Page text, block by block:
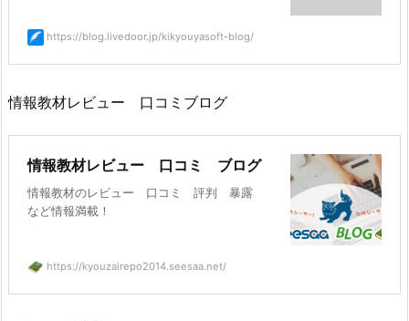
https://blog.livedoor.jp/kikyouyasoft-blog/
情報教材レビュー 口コミブログ
情報教材レビュー 口コミ ブログ
情報教材のレビュー 口コミ 評判 暴露
など情報満載！
https://kyouzairepo2014.seesaa.net/